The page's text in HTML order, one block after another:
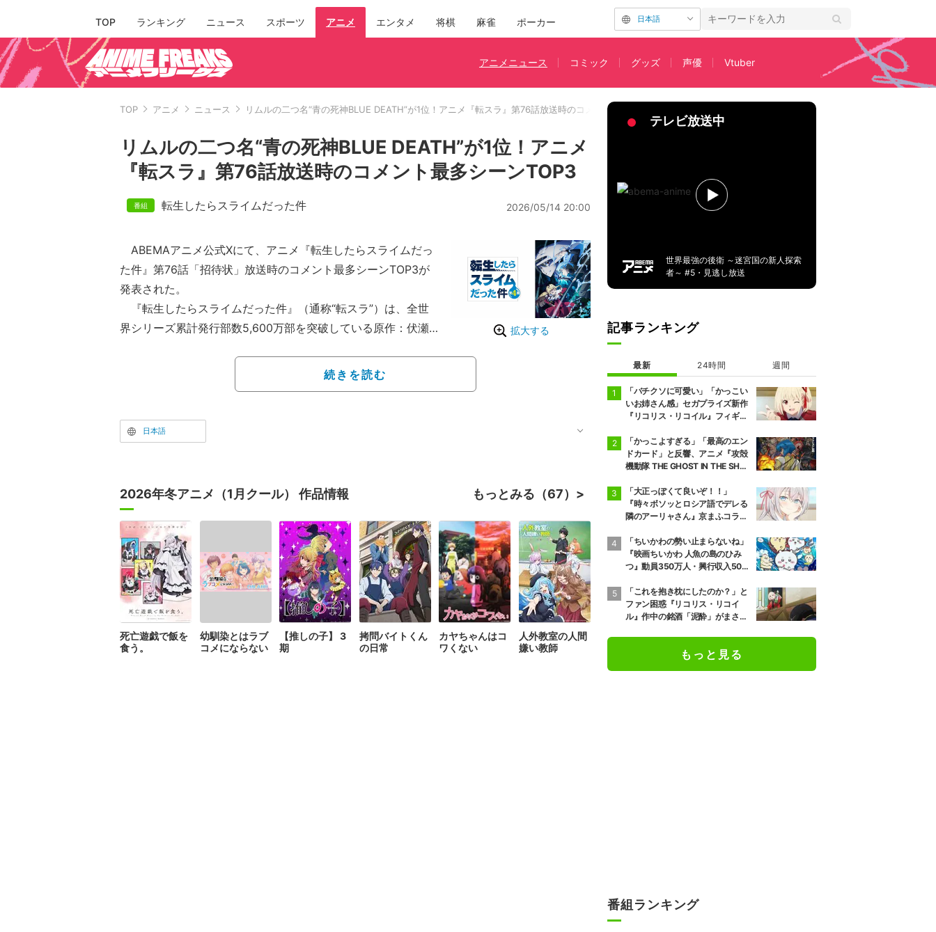
TOP ランキング ニュース スポーツ アニメ エンタメ 将棋 麻雀 ポーカー 日本語
アニメニュース コミック グッズ 声優 Vtuber
TOP アニメ ニュース リムルの二つ名“青の死神BLUE DEATH”が1位！アニメ『転スラ』第76話放送時のコメント最多シーンTOP3
リムルの二つ名“青の死神BLUE DEATH”が1位！アニメ
『転スラ』第76話放送時のコメント最多シーンTOP3
転生したらスライムだった件 2026/05/14 20:00
拡大する
ABEMAアニメ公式Xにて、アニメ『転生したらスライムだっ
た件』第76話「招待状」放送時のコメント最多シーンTOP3が
発表された。
『転生したらスライムだった件』（通称“転スラ”）は、全世
界シリーズ累計発行部数5,600万部を突破している原作：伏瀬
ンタジー作品で、異世界にスライムとして転生した主人公・リ
ムルが、仲間と共に知恵と度胸で冒険を繰り広げてゆく物語が
続きを読む
日本語
2026年冬アニメ（1月クール） 作品情報 もっとみる（67）
死亡遊戯で飯を
食う。
幼馴染とはラブ
コメにならない
【推しの子】 3
期
拷問バイトくん
の日常
カヤちゃんはコ
ワくない
人外教室の人間
嫌い教師
テレビ放送中
世界最強の後衛 ～迷宮国の新人探索
者～ #5・見逃し放送
記事ランキング
最新 24時間 週間
「バチクソに可愛い」「かっこい
いお姉さん感」セガプライズ新作
『リコリス・リコイル』フィギュ
「かっこよすぎる」「最高のエン
ドカード」と反響、アニメ『攻殻
機動隊 THE GHOST IN THE SHEL
「大正っぽくて良いぞ！！」
『時々ボソッとロシア語でデレる
隣のアーリャさん』京まふコラボ
「ちいかわの勢い止まらないね」
『映画ちいかわ 人魚の島のひみ
つ』動員350万人・興行収入50億
「これを抱き枕にしたのか？」と
ファン困惑『リコリス・リコイ
ル』作中の銘酒「泥酔」がまさか
もっと見る
番組ランキング